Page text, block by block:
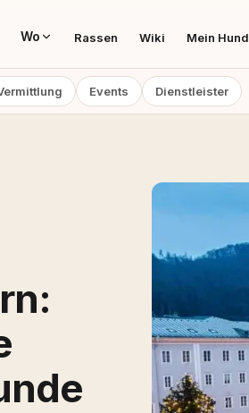
Wo Rassen Wiki Mein Hund
Events Dienstleister